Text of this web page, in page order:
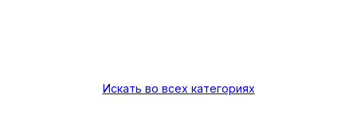
Искать во всех категориях